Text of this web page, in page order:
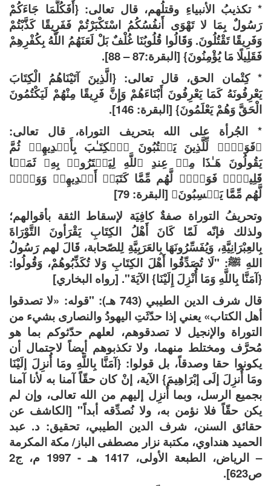
* تكذيبُ الأنبياءِ وقتلُهم، قال تعالى: {أَفَكُلَّمَا جَاءَكُمْ
رَسُولٌ بِمَا لا تَهْوَى أَنفُسُكُمُ اسْتَكْبَرْتُمْ فَفَرِيقًا كَذَّبْتُمْ
وَفَرِيقًا تَقْتُلُونَ. وَقَالُوا قُلُوبُنَا غُلْفٌ بَلْ لَعَنَهُمُ اللَّهُ بِكُفْرِهِمْ
فَقَلِيلًا مَا يُؤْمِنُونَ} [البقرة:87 – 88].
* كِتْمان الحق، قال تعالى: {الَّذِينَ آتَيْنَاهُمُ الْكِتَابَ
يَعْرِفُونَهُ كَمَا يَعْرِفُونَ أَبْنَاءَهُمْ وَإِنَّ فَرِيقًا مِنْهُمْ لَيَكْتُمُونَ
الْحَقَّ وَهُمْ يَعْلَمُونَ} [البقرة: 146].
* الجُرأة على الله بتحريف التوراة، قال تعالى:
﴿فَوَیۡلࣱ لِّلَّذِینَ یَكۡتُبُونَ ٱلۡكِتَـٰبَ بِأَیۡدِیهِمۡ ثُمَّ
یَقُولُونَ هَـٰذَا مِنۡ عِندِ ٱللَّهِ لِیَشۡتَرُوا۟ بِهِۦ ثَمَنࣰا
قَلِیلࣰاۖ فَوَیۡلࣱ لَّهُم مِّمَّا كَتَبَتۡ أَیۡدِیهِمۡ وَوَیۡلࣱ
لَّهُم مِّمَّا یَكۡسِبُونَ﴾ [البقرة: 79]
وتحريفُ التوراة صفةٌ كافِيَة لإسقاط الثقة بأقوالهم؛
ولذلك فإنّه لَمّا كَانَ أَهْلُ الكِتَابِ يَقْرَأونَ التَّوْرَاةَ
بِالعِبْرَانِيَّةِ، وَيُفَسِّرُونَهَا بِالعَرَبِيَّةِ لِلصّحابة، قَالَ لهم رَسُولُ
اللهِ ﷺ: "لَا تُصَدِّقُوا أَهْلَ الكِتَابِ وَلا تُكَذِّبُوهُمْ، وَقُولُوا:
{آمَنَّا بِاللَّهِ وَمَا أُنْزِلَ إِلَيْنَا} الآيَةَ". [رواه البخاري]
قال شرف الدين الطيبي (743 هـ): "قوله: «لا تصدقوا
أهل الكتاب» يعني إذا حدّثَتِ اليهودُ والنصارى بشيء من
التوراة والإنجيل لا تصدقوهم، لعلهم حدّثوكم بما هو
مُحرَّف ومختلط منهما، ولا تكذبوهم أيضاً لاحتمال أن
يكونوا حقا وصدقاً، بل قولوا: {آمَنَّا بِاللَّهِ ومَا أُنزِلَ إلَيْنَا
ومَا أُنزِلَ إلَى إبْرَاهِيمَ} الآية، إنْ كان حقّاً آمنا به لأنا آمنا
بجميع الرسل، وبما أُنزِل إليهم من الله تعالى، وإن لم
يكن حقّاً فلا نؤمن به، ولا نُصدِّقه أبداً" [الكاشف عن
حقائق السنن، شرف الدين الطيبي، تحقيق: د. عبد
الحميد هنداوي، مكتبة نزار مصطفى الباز/ مكة المكرمة
– الرياض، الطبعة الأولى، 1417 هـ - 1997 م، ج2
ص623].